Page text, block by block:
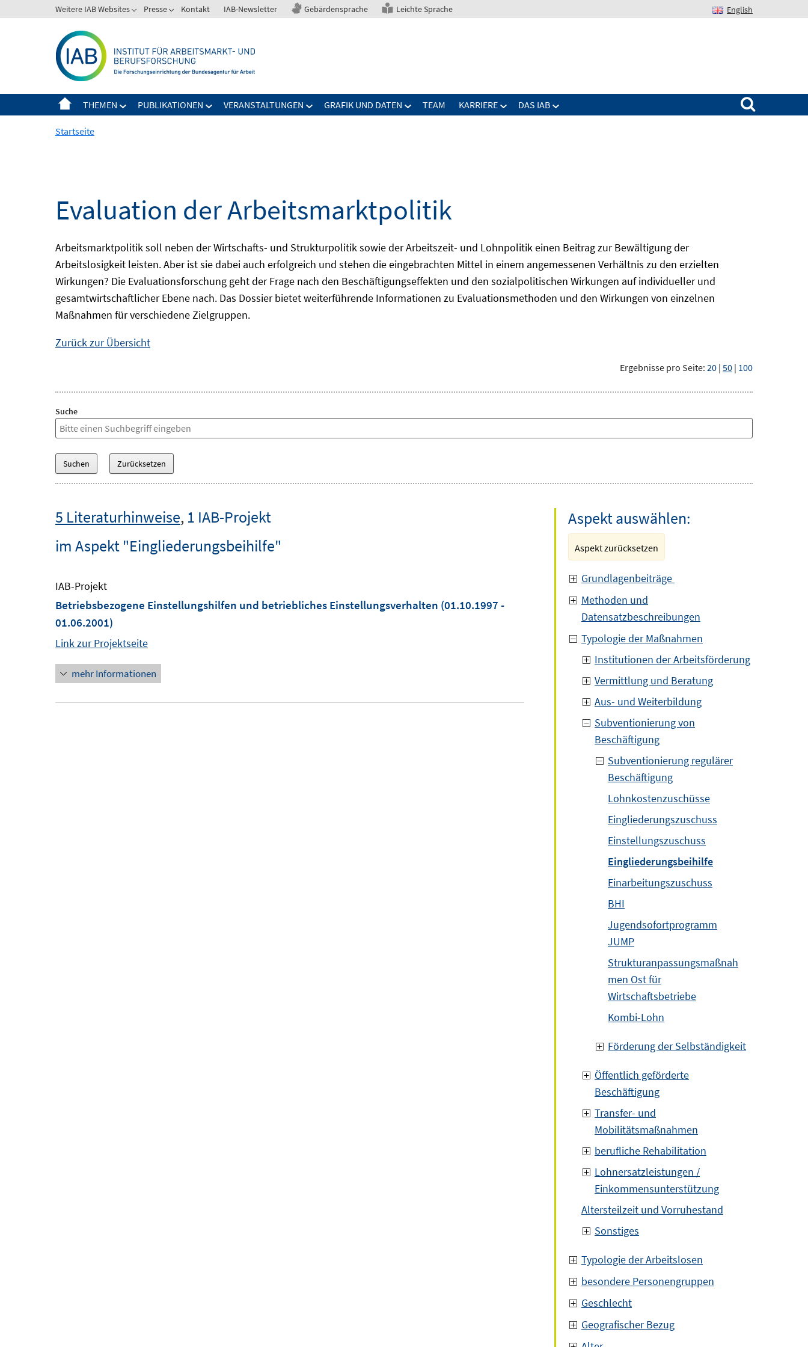
zum
Weitere IAB Websites Presse Kontakt IAB-Newsletter Gebärdensprache Leichte Sprache English
THEMEN PUBLIKATIONEN VERANSTALTUNGEN GRAFIK UND DATEN TEAM KARRIERE DAS IAB
Suchen nach:
Startseite
Evaluation der Arbeitsmarktpolitik
Arbeitsmarktpolitik soll neben der Wirtschafts- und Strukturpolitik sowie der Arbeitszeit- und Lohnpolitik einen Beitrag zur Bewältigung der
Arbeitslosigkeit leisten. Aber ist sie dabei auch erfolgreich und stehen die eingebrachten Mittel in einem angemessenen Verhältnis zu den erzielten
Wirkungen? Die Evaluationsforschung geht der Frage nach den Beschäftigungseffekten und den sozialpolitischen Wirkungen auf individueller und
gesamtwirtschaftlicher Ebene nach. Das Dossier bietet weiterführende Informationen zu Evaluationsmethoden und den Wirkungen von einzelnen
Maßnahmen für verschiedene Zielgruppen.
Zurück zur Übersicht
Ergebnisse pro Seite: 20 | 50 | 100
Suche
5 Literaturhinweise, 1 IAB-Projekt
im Aspekt "Eingliederungsbeihilfe"
IAB-Projekt
Betriebsbezogene Einstellungshilfen und betriebliches Einstellungsverhalten (01.10.1997 -
01.06.2001)
Link zur Projektseite
mehr Informationen
Aspekt auswählen:
Aspekt zurücksetzen
Grundlagenbeiträge
Methoden und
Datensatzbeschreibungen
Typologie der Maßnahmen
Institutionen der Arbeitsförderung
Vermittlung und Beratung
Aus- und Weiterbildung
Subventionierung von
Beschäftigung
Subventionierung regulärer
Beschäftigung
Lohnkostenzuschüsse
Eingliederungszuschuss
Einstellungszuschuss
Eingliederungsbeihilfe
Einarbeitungszuschuss
BHI
Jugendsofortprogramm
JUMP
Strukturanpassungsmaßnah
men Ost für
Wirtschaftsbetriebe
Kombi-Lohn
Förderung der Selbständigkeit
Öffentlich geförderte
Beschäftigung
Transfer- und
Mobilitätsmaßnahmen
berufliche Rehabilitation
Lohnersatzleistungen /
Einkommensunterstützung
Altersteilzeit und Vorruhestand
Sonstiges
Typologie der Arbeitslosen
besondere Personengruppen
Geschlecht
Geografischer Bezug